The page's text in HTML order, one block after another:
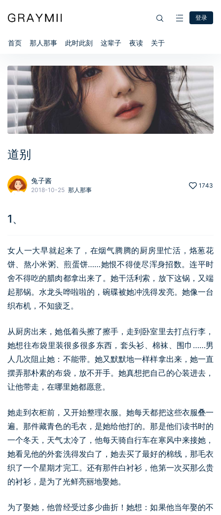
登录
首页 那人那事 此时此刻 这辈子 夜读 关于
道别
兔子酱
2018-10-25 那人那事
1743
1、
女人一大早就起来了，在烟气腾腾的厨房里忙活，烙葱花
饼、熬小米粥、煎蛋饼……她恨不得使尽浑身招数。连平时
舍不得吃的腊肉都拿出来了。她干活利索，放下这锅，又端
起那锅。水龙头哗啦啦的，碗碟被她冲洗得发亮。她像一台
织布机，不知疲乏。
从厨房出来，她低着头擦了擦手，走到卧室里去打点行李，
她想往布袋里装很多很多东西，套头衫、棉袜、围巾……男
人几次阻止她：不能带。她又默默地一样样拿出来，她一直
摆弄那朴素的布袋，放不开手。她真想把自己的心装进去，
让他带走，在哪里她都愿意。
她走到衣柜前，又开始整理衣服。她每天都把这些衣服叠一
遍。那件藏青色的毛衣，是她给他打的。那是他们读书时的
一个冬天，天气太冷了，他每天骑自行车在寒风中来接她，
她看见他的外套洗得发白了，她去买了最好的棉线，那毛衣
织了一个星期才完工。还有那件白衬衫，他第一次买那么贵
的衬衫，是为了光鲜亮丽地娶她。
为了娶她，他曾经受过多少曲折！她想：如果他当年娶的不